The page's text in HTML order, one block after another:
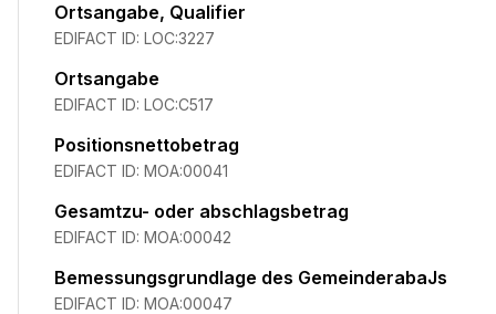
Ortsangabe, Qualifier
EDIFACT ID: LOC:3227
Ortsangabe
EDIFACT ID: LOC:C517
Positionsnettobetrag
EDIFACT ID: MOA:00041
Gesamtzu- oder abschlagsbetrag
EDIFACT ID: MOA:00042
Bemessungsgrundlage des GemeinderabaJs
EDIFACT ID: MOA:00047